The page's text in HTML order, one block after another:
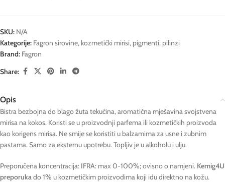
SKU: N/A
Kategorije: Fagron sirovine, kozmetički mirisi, pigmenti, pilinzi
Brand: Fagron
Share:
Opis
Bistra bezbojna do blago žuta tekućina, aromatična mješavina svojstvena
mirisa na kokos. Koristi se u proizvodnji parfema ili kozmetičkih proizvoda
kao korigens mirisa. Ne smije se koristiti u balzamima za usne i zubnim
pastama. Samo za eksternu upotrebu. Topljiv je u alkoholu i ulju.
Preporučena koncentracija: IFRA: max 0-100%; ovisno o namjeni. Kemig4U
preporukado 1% u kozmetičkim proizvodima koji idu direktno na kožu.